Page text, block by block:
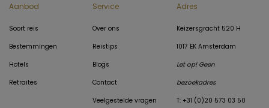
Aanbod
Soort reis
Bestemmingen
Hotels
Retraites
Service
Over ons
Reistips
Blogs
Contact
Veelgestelde vragen
Adres
Keizersgracht 520 H
1017 EK Amsterdam
Let op! Geen
bezoekadres
T: +31 (0)20 573 03 50